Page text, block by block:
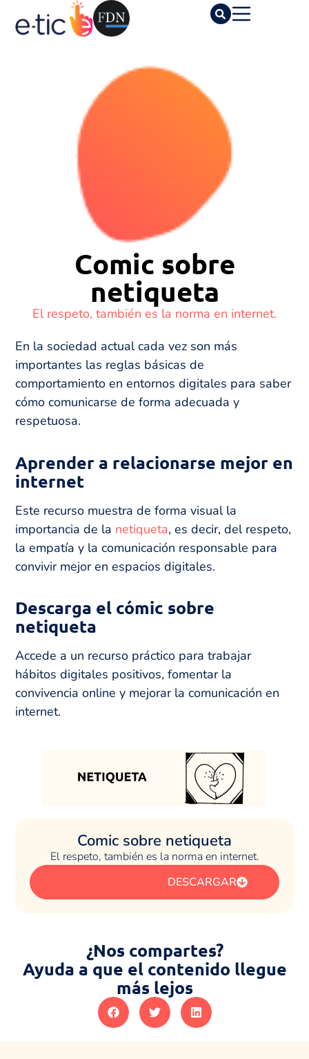
Comic sobre
netiqueta
El respeto, también es la norma en internet.
En la sociedad actual cada vez son más
importantes las reglas básicas de
comportamiento en entornos digitales para saber
cómo comunicarse de forma adecuada y
respetuosa.
Aprender a relacionarse mejor en
internet
Este recurso muestra de forma visual la
importancia de la netiqueta, es decir, del respeto,
la empatía y la comunicación responsable para
convivir mejor en espacios digitales.
Descarga el cómic sobre
netiqueta
Accede a un recurso práctico para trabajar
hábitos digitales positivos, fomentar la
convivencia online y mejorar la comunicación en
internet.
Comic sobre netiqueta
El respeto, también es la norma en internet.
DESCARGAR
¿Nos compartes?
Ayuda a que el contenido llegue
más lejos